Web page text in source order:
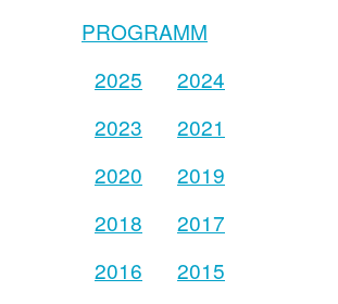
PROGRAMM
2025
2024
2023
2021
2020
2019
2018
2017
2016
2015